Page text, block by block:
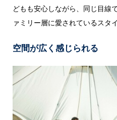
どもも安心しながら、同じ目線
ァミリー層に愛されているスタ
空間が広く感じられる